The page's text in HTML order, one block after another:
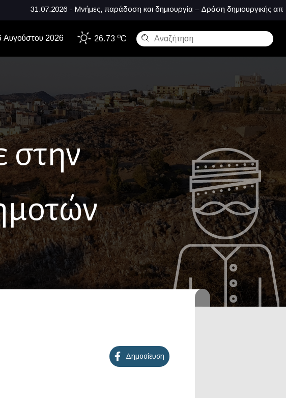
- Μνήμες, παράδοση και δημιουργία – Δράση δημιουργικής απασχόλησης
Αυγούστου 2026 26.73 oC
στην
Δημοσίευση